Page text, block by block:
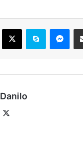
Danilo